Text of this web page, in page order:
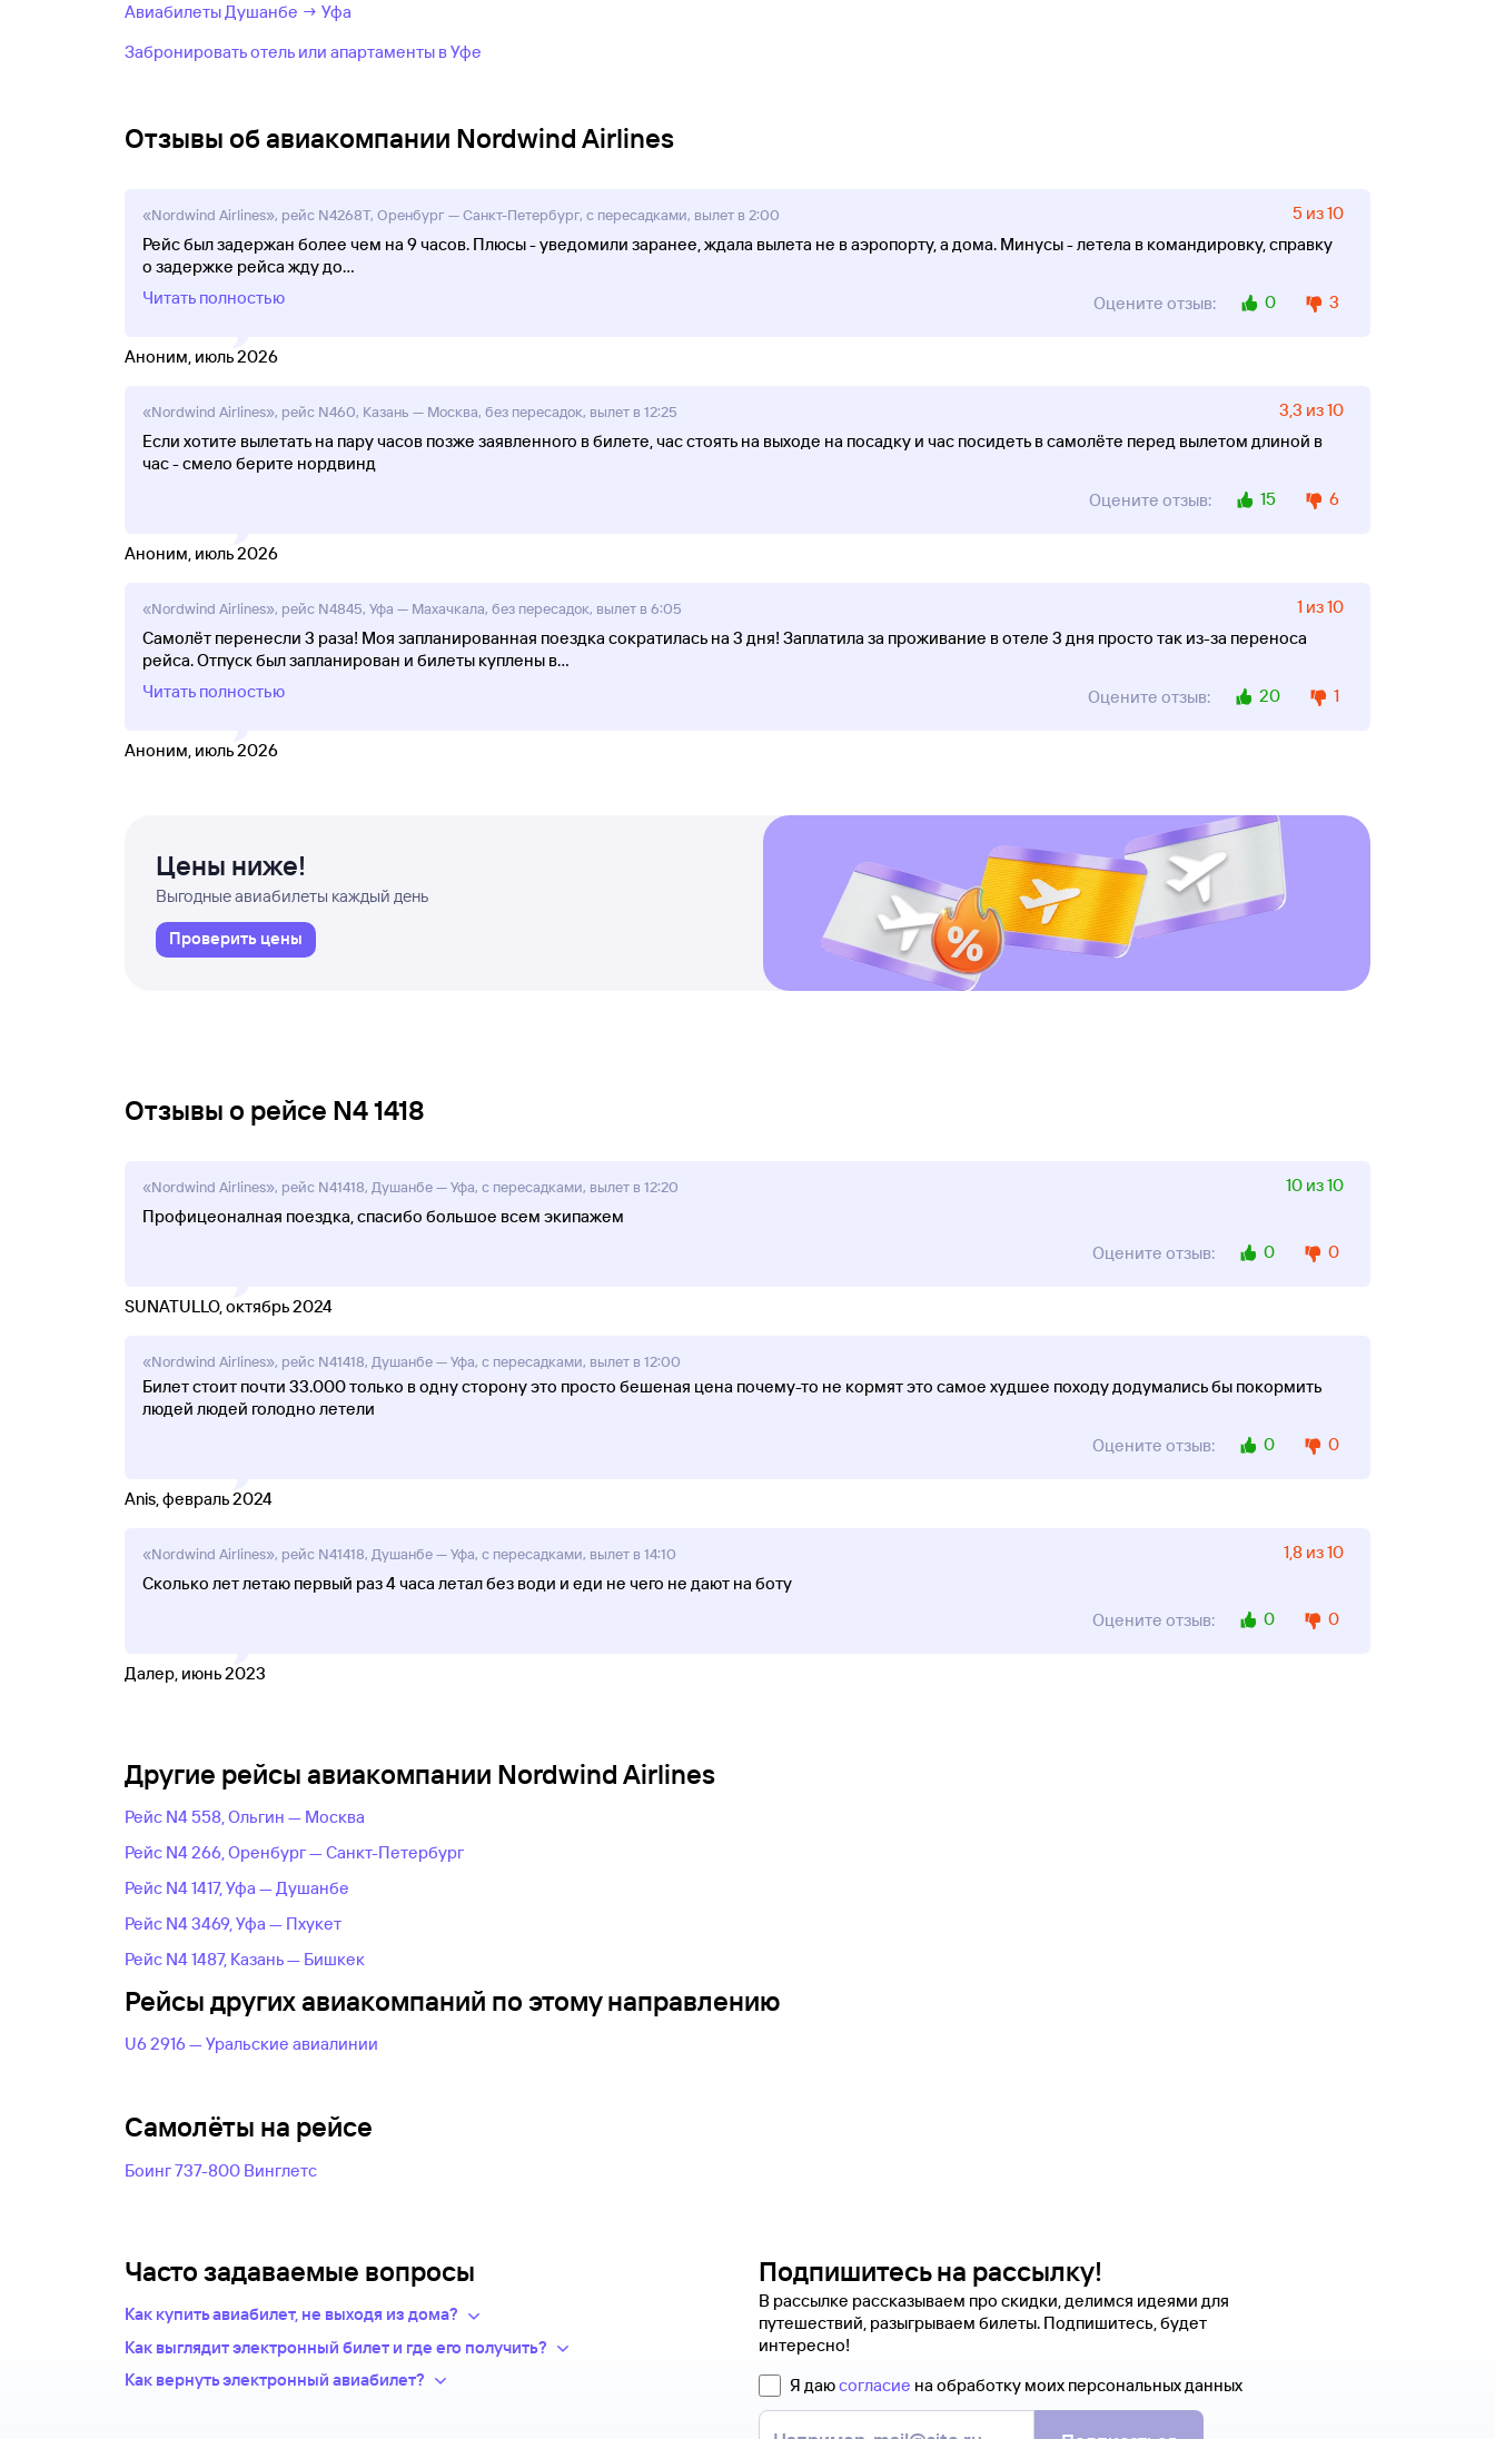
Авиабилеты Душанбе → Уфа
Забронировать отель или апартаменты в Уфе
Отзывы об авиакомпании Nordwind Airlines
«Nordwind Airlines», рейс N4268Т, Оренбург — Санкт-Петербург, с пересадками, вылет в 2:00
5 из 10
Рейс был задержан более чем на 9 часов. Плюсы - уведомили заранее, ждала вылета не в аэропорту, а дома. Минусы - летела в командировку, справку
о задержке рейса жду до...
Читать полностью
Оцените отзыв: 0 3
Аноним, июль 2026
«Nordwind Airlines», рейс N460, Казань — Москва, без пересадок, вылет в 12:25
3,3 из 10
Если хотите вылетать на пару часов позже заявленного в билете, час стоять на выходе на посадку и час посидеть в самолёте перед вылетом длиной в
час - смело берите нордвинд
Оцените отзыв:
15 6
Аноним, июль 2026
«Nordwind Airlines», рейс N4845, Уфа — Махачкала, без пересадок, вылет в 6:05
1 из 10
Самолёт перенесли 3 раза! Моя запланированная поездка сократилась на 3 дня! Заплатила за проживание в отеле 3 дня просто так из-за переноса
рейса. Отпуск был запланирован и билеты куплены в...
Читать полностью
Оцените отзыв: 20 1
Аноним, июль 2026
Цены ниже!
Выгодные авиабилеты каждый день
Проверить цены
Отзывы о рейсе N4 1418
«Nordwind Airlines», рейс N41418, Душанбе — Уфа, с пересадками, вылет в 12:20
10 из 10
Профицеоналная поездка, спасибо большое всем экипажем
Оцените отзыв:
0 0
SUNATULLO, октябрь 2024
«Nordwind Airlines», рейс N41418, Душанбе — Уфа, с пересадками, вылет в 12:00
Билет стоит почти 33.000 только в одну сторону это просто бешеная цена почему-то не кормят это самое худшее походу додумались бы покормить
людей людей голодно летели
Оцените отзыв:
0 0
Anis, февраль 2024
«Nordwind Airlines», рейс N41418, Душанбе — Уфа, с пересадками, вылет в 14:10
1,8 из 10
Сколько лет летаю первый раз 4 часа летал без води и еди не чего не дают на боту
Оцените отзыв:
0 0
Далер, июнь 2023
Другие рейсы авиакомпании Nordwind Airlines
Рейс N4 558, Ольгин — Москва
Рейс N4 266, Оренбург — Санкт-Петербург
Рейс N4 1417, Уфа — Душанбе
Рейс N4 3469, Уфа — Пхукет
Рейс N4 1487, Казань — Бишкек
Рейсы других авиакомпаний по этому направлению
U6 2916 — Уральские авиалинии
Самолёты на рейсе
Боинг 737-800 Винглетс
Часто задаваемые вопросы
Как купить авиабилет, не выходя из дома?
Укажите в нужных полях маршрут, дату поездки и число
авиакомпаний.
Как выглядит электронный билет и где его получить?
После оплаты на сайте, в базе данных авиакомпании появится новая
Как вернуть электронный авиабилет?
Подпишитесь на рассылку!
В рассылке рассказываем про скидки, делимся идеями для
путешествий, разыгрываем билеты. Подпишитесь, будет
интересно!
Я даюсогласие на обработку моих персональных данных